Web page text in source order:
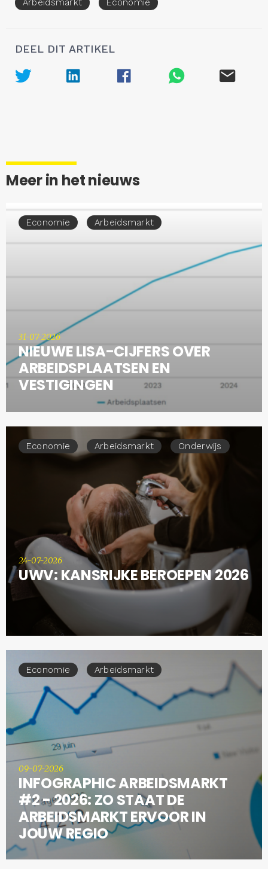
Arbeidsmarkt Economie
DEEL DIT ARTIKEL
Meer in het nieuws
Economie Arbeidsmarkt
31-07-2026
NIEUWE LISA-CIJFERS OVER
ARBEIDSPLAATSEN EN
VESTIGINGEN
Economie Arbeidsmarkt Onderwijs
24-07-2026
UWV: KANSRIJKE BEROEPEN 2026
Economie Arbeidsmarkt
09-07-2026
INFOGRAPHIC ARBEIDSMARKT
#2 - 2026: ZO STAAT DE
ARBEIDSMARKT ERVOOR IN
JOUW REGIO